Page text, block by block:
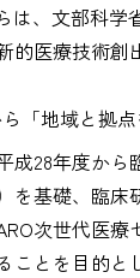
は、文部科
的医療技術
「地域と拠
成28年度か
を基礎、臨床
次世代医
とを目的と